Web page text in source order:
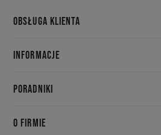
OBSŁUGA KLIENTA
INFORMACJE
PORADNIKI
O FIRMIE